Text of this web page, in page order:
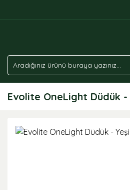
Evolite OneLight Düdük -